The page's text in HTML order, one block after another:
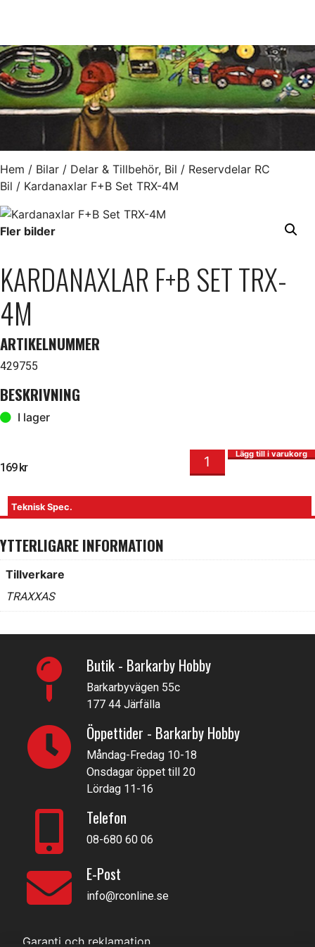
Hem / Bilar / Delar & Tillbehör, Bil / Reservdelar RC
Bil / Kardanaxlar F+B Set TRX-4M
Fler bilder
KARDANAXLAR F+B SET TRX-
4M
ARTIKELNUMMER
429755
BESKRIVNING
I lager
169kr
I lager
Kardanaxlar F+B Set TRX-4M mängd Lägg till i varukorg
Teknisk Spec.
YTTERLIGARE INFORMATION
Tillverkare
TRAXXAS
Butik - Barkarby Hobby
Barkarbyvägen 55c
177 44 Järfälla
Öppettider - Barkarby Hobby
Måndag-Fredag 10-18
Onsdagar öppet till 20
Lördag 11-16
Telefon
08-680 60 06
E-Post
info@rconline.se
Garanti och reklamation